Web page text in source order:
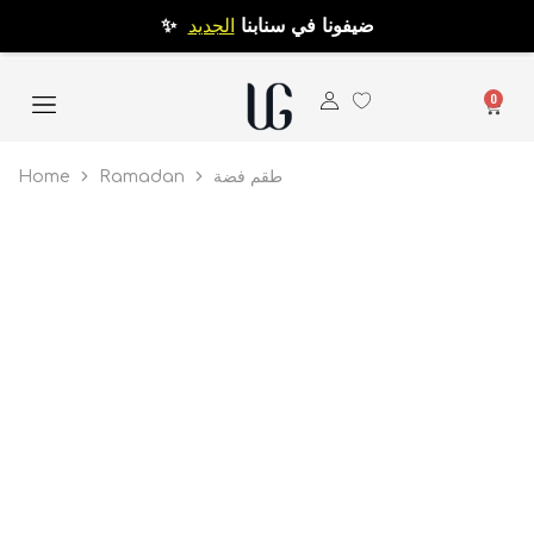
✨ ضيفونا في سنابنا الجديد
0
Home Ramadan طقم فضة